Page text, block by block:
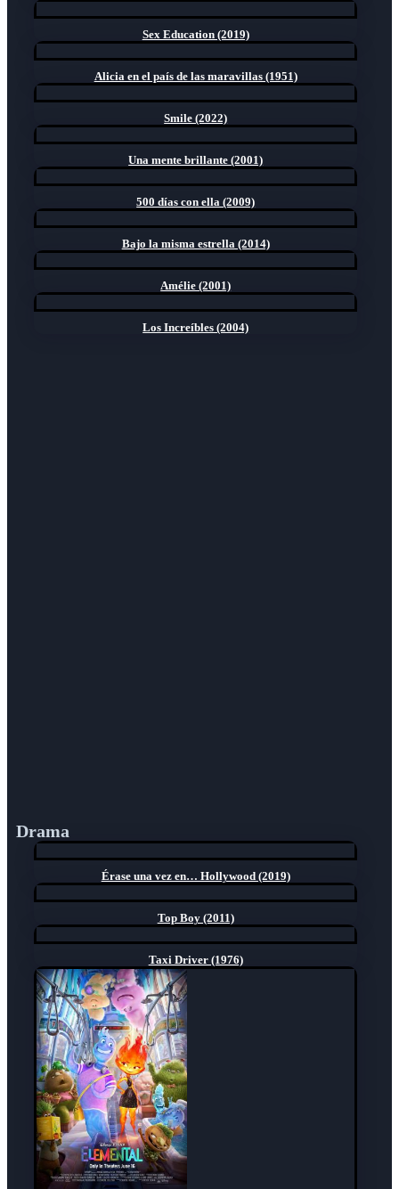
Sex Education (2019)
Alicia en el país de las maravillas (1951)
Smile (2022)
Una mente brillante (2001)
500 días con ella (2009)
Bajo la misma estrella (2014)
Amélie (2001)
Los Increíbles (2004)
Drama
Érase una vez en… Hollywood (2019)
Top Boy (2011)
Taxi Driver (1976)